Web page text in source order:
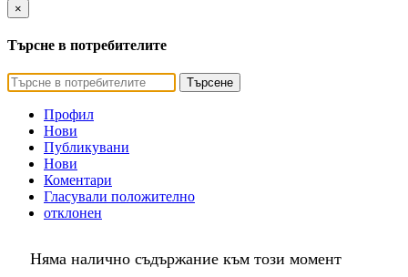
×
Търсне в потребителите
Търсене
Профил
Нови
Публикувани
Нови
Коментари
Гласували положително
отклонен
Няма налично съдържание към този момент